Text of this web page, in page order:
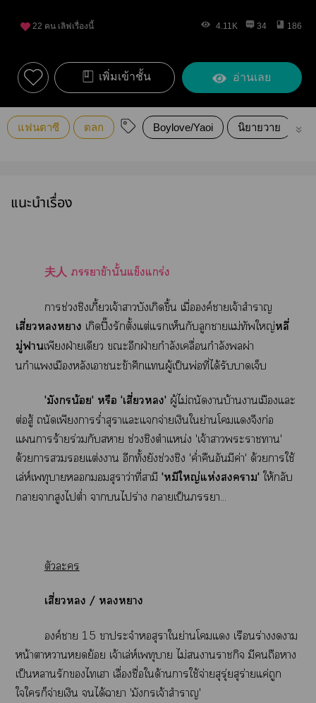
22 คน เลิฟเรื่องนี้ 4.11K 34 186
เพิ่มเข้าชั้น อ่านเลย
แฟนตาซี ตลก Boylove/Yaoi นิยายวาย
แนะนำเรื่อง
夫人 าข้านั้นแข็งแกร่ง
าช่วงชิงเกี้ยวเจ้าาบังเกิดขึ้น เมื่อองค์าเจ้าสำราญ
เสี่ยวหา เกิดปิ๊งรักตั้งแต่แเห็นกับลูกาแม่ทัพใหญ่หลี่
มู่าเพียงฝ่ายเดียว ะอีกฝ่ายกำลังเคลื่อนกำลังผ่า
นกำแเมืองหลังเาะข้าศึกแผู้เป็นพ่อที่ได้รับาเจ็บ
'มังกรน้อย' หรือ 'เสี่ยว' ผู้ไม่ถนัดาบ้านาเมืองแะ
ต่อสู้ ถนัดเพียงาร่ำสุราแะแจ่ายเงินใย่านโแจึงก่อ
แารร้ายร่วมกับา ช่วงชิงตำแหน่ง 'เจ้าาะาา'
ด้วยาแต่งา อีกทั้งยังช่วงชิง 'ค่ำคืนอันมีค่า' ด้วยาใช้
เล่ห์เพทุบายสุราว่าที่สามี 'หมีใหญ่แห่งา' ให้กลับ
กลายาสูงไต่ำ าไร่าง าเป็นา...
ตัวะ
เสี่ยว / หา
องค์า 15 าประจำสุราใย่านโแ เรือนร่างา
หน้าาาหยดย้อย เจ้าเล่ห์เพทุบาย ไม่าากิจ มีถือา
เป็นารักไเา เลื่องชื่อใด้านาใช้จ่ายสุรุ่ยสุร่ายแค่ถูก
ใใก็จ่ายเงิน ได้าา 'มังกรเจ้าสำราญ'